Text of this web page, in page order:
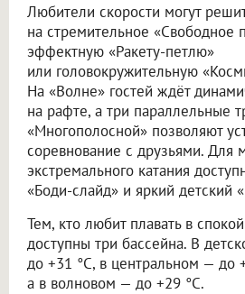
Любители скорости могут
на стремительное «Свободное
эффектную «Ракету-петлю»
или головокружительную
На «Волне» гостей ждёт
на рафте, а три параллельные
«Многополосной» позволяют
соревнование с друзьями. Для
экстремального катания
«Боди-слайд» и яркий детский
Тем, кто любит плавать в
доступны три бассейна. В
до +31 °C, в центральном — до
а в волновом — до +29 °C.